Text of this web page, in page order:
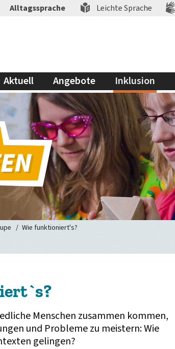
Alltagssprache Leichte Sprache
Aktuell Angebote Inklusion
Wie funktioniert's?
Menschen zusammen kommen,
und Probleme zu meistern: Wie
gelingen?